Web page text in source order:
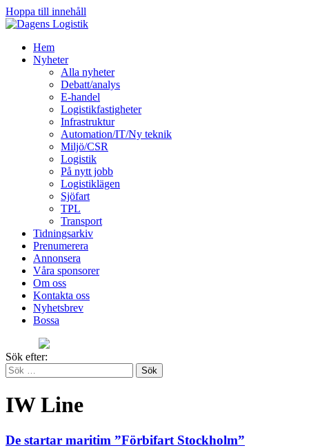
Hoppa till innehåll
Hem
Nyheter
Alla nyheter
Debatt/analys
E-handel
Logistikfastigheter
Infrastruktur
Automation/IT/Ny teknik
Miljö/CSR
Logistik
På nytt jobb
Logistiklägen
Sjöfart
TPL
Transport
Tidningsarkiv
Prenumerera
Annonsera
Våra sponsorer
Om oss
Kontakta oss
Nyhetsbrev
Bossa
Sök efter:
IW Line
De startar maritim ”Förbifart Stockholm”